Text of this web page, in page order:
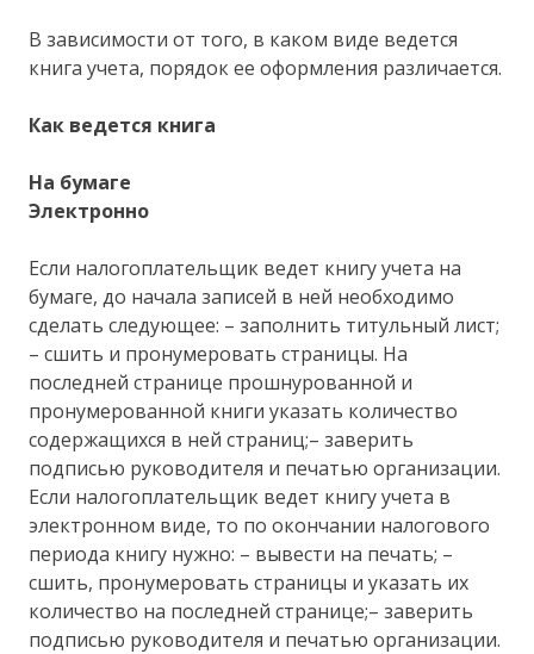
В зависимости от того, в каком виде ведется
книга учета, порядок ее оформления различается.
Как ведется книга
На бумаге
Электронно
Если налогоплательщик ведет книгу учета на
бумаге, до начала записей в ней необходимо
сделать следующее: – заполнить титульный лист;
– сшить и пронумеровать страницы. На
последней странице прошнурованной и
пронумерованной книги указать количество
содержащихся в ней страниц;– заверить
подписью руководителя и печатью организации.
Если налогоплательщик ведет книгу учета в
электронном виде, то по окончании налогового
периода книгу нужно: – вывести на печать; –
сшить, пронумеровать страницы и указать их
количество на последней странице;– заверить
подписью руководителя и печатью организации.